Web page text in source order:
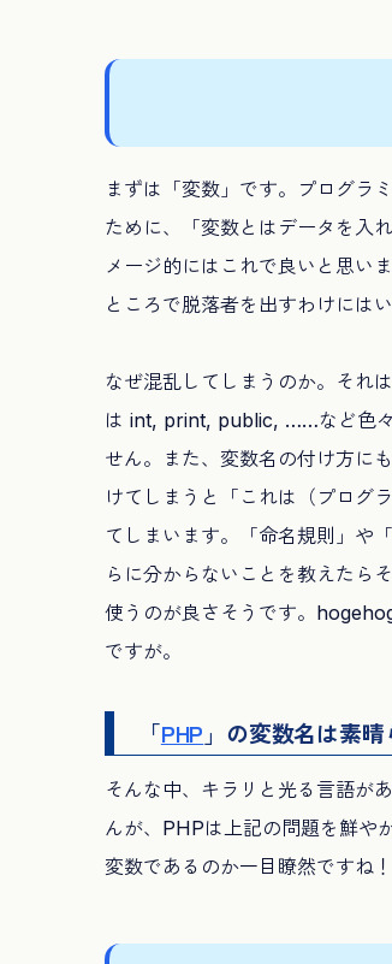
まずは「変数」です。プログラ
ために、「変数とはデータを入
メージ的にはこれで良いと思い
ところで脱落者を出すわけには
なぜ混乱してしまうのか。それ
は int, print, public, ……など色々
せん。また、変数名の付け方に
けてしまうと「これは（プログ
てしまいます。「命名規則」や
らに分からないことを教えたら
使うのが良さそうです。
ですが。
「PHP 」の変数名は素晴
そんな中、キラリと光る言語が
んが、PHPは上記の問題を鮮や
変数であるのか一目瞭然ですね